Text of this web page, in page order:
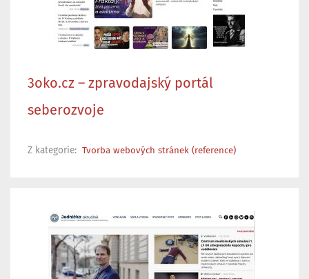
3oko.cz – zpravodajský portál
seberozvoje
Z kategorie: Tvorba webových stránek (reference)